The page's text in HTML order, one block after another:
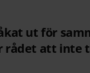
ut för
rådet att inte